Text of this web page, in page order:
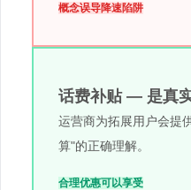
概念误导降速陷阱
话费补贴 — 是真
运营商为拓展用户会提
算"的正确理解。
合理优惠可以享受